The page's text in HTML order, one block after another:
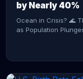
by Nearly 40%
Ocean in Crisis? 🌊
as Population